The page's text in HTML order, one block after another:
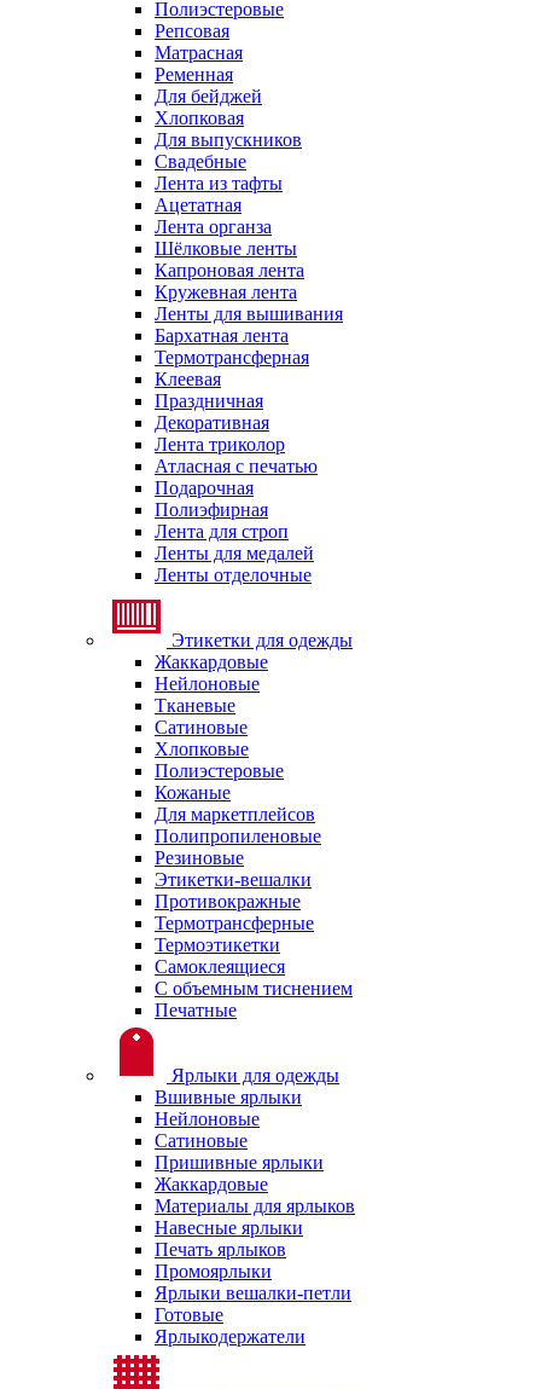
Полиэстеровые
Репсовая
Матрасная
Ременная
Для бейджей
Хлопковая
Для выпускников
Свадебные
Лента из тафты
Ацетатная
Лента органза
Шёлковые ленты
Капроновая лента
Кружевная лента
Ленты для вышивания
Бархатная лента
Термотрансферная
Клеевая
Праздничная
Декоративная
Лента триколор
Атласная с печатью
Подарочная
Полиэфирная
Лента для строп
Ленты для медалей
Ленты отделочные
Этикетки для одежды
Жаккардовые
Нейлоновые
Тканевые
Сатиновые
Хлопковые
Полиэстеровые
Кожаные
Для маркетплейсов
Полипропиленовые
Резиновые
Этикетки-вешалки
Противокражные
Термотрансферные
Термоэтикетки
Самоклеящиеся
С объемным тиснением
Печатные
Ярлыки для одежды
Вшивные ярлыки
Нейлоновые
Сатиновые
Пришивные ярлыки
Жаккардовые
Материалы для ярлыков
Навесные ярлыки
Печать ярлыков
Промоярлыки
Ярлыки вешалки-петли
Готовые
Ярлыкодержатели